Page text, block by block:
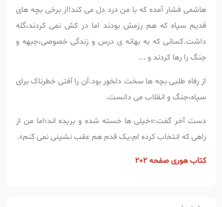
هاشمی فشار آمده که با من درد دل می کند!از برخی بچه های
قدیم سپاه که هم رزمش بودند اما در کش نمی کردند،گله
داشت.کسانی که به بهانه ی درس و زندگی خصوصی،جبهه و
جنگ را رها کردند و ...
از رفاه طلبی بچه ها سخت دلخور بود.آن را آفتی خطرناک برای
سپاه،جنگ و انقلاب می دانست.
دست آخر گفت:«خیلی ها خسته شده و بریده اند؛اما من از
راهی که انتخاب کرده ام،یک قدم هم عقب نشینی نمی کنم».
کتاب هوری صفحه202